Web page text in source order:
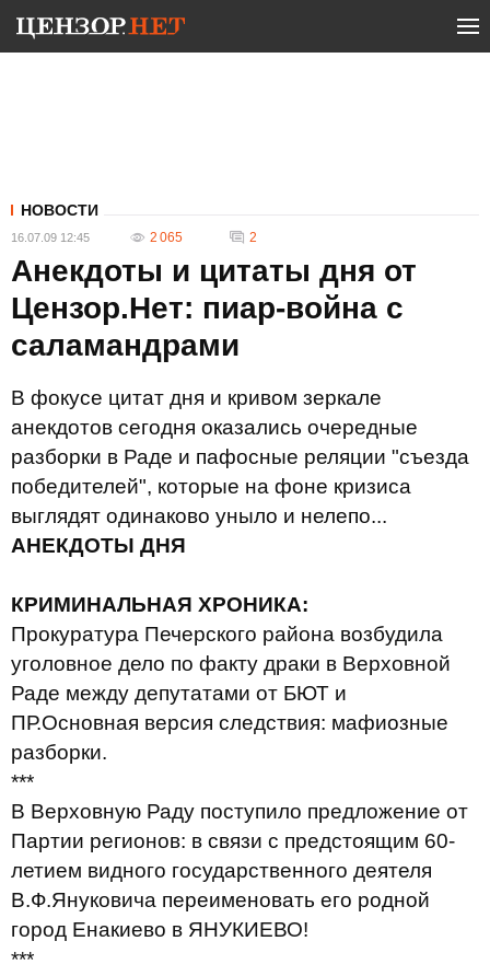
НОВОСТИ
16.07.09 12:45 2 065 2
Анекдоты и цитаты дня от
Цензор.Нет: пиар-война с
саламандрами
В фокусе цитат дня и кривом зеркале
анекдотов сегодня оказались очередные
разборки в Раде и пафосные реляции "съезда
победителей", которые на фоне кризиса
выглядят одинаково уныло и нелепо...
АНЕКДОТЫ ДНЯ
КРИМИНАЛЬНАЯ ХРОНИКА:
Прокуратура Печерского района возбудила
уголовное дело по факту драки в Верховной
Раде между депутатами от БЮТ и
ПР.Основная версия следствия: мафиозные
разборки.
***
В Верховную Раду поступило предложение от
Партии регионов: в связи с предстоящим 60-
летием видного государственного деятеля
В.Ф.Януковича переименовать его родной
город Енакиево в ЯНУКИЕВО!
***